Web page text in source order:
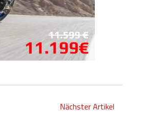
Nächster Artikel